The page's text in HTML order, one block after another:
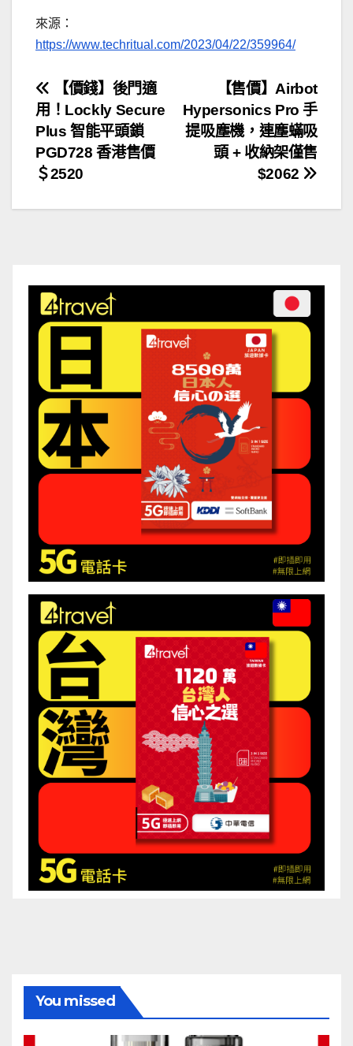
來源：
https://www.techritual.com/2023/04/22/359964/
文
章
導
覽
【售價】Airbot
Hypersonics Pro 手
提吸塵機，連塵蟎吸
頭 + 收納架僅售
$2062
【價錢】後門適
用！Lockly Secure
Plus 智能平頭鎖
PGD728 香港售價
＄2520
You missed